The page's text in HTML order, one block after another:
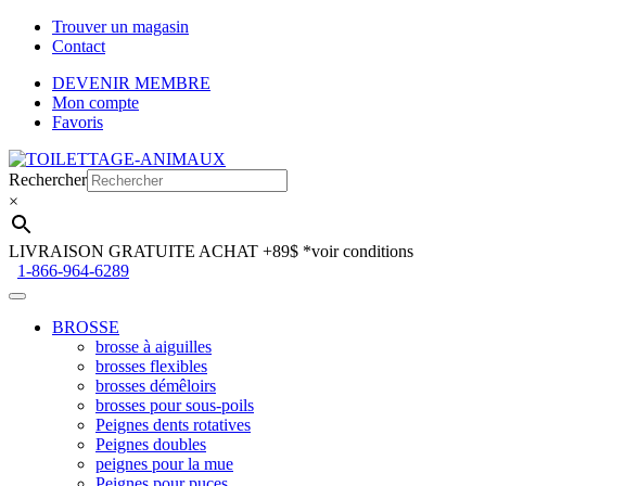
Trouver un magasin
Contact
DEVENIR MEMBRE
Mon compte
Favoris
Aller
à
la
navigation
Aller
au
contenu
Rechercher
×
LIVRAISON GRATUITE ACHAT +89$ *voir conditions
1-866-964-6289
BROSSE
brosse à aiguilles
brosses flexibles
brosses démêloirs
brosses pour sous-poils
Peignes dents rotatives
Peignes doubles
peignes pour la mue